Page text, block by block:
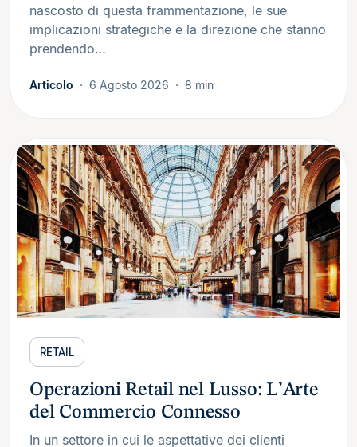
nascosto di questa frammentazione, le sue
implicazioni strategiche e la direzione che stanno
prendendo…
Articolo 6 Agosto 2026 8 min
RETAIL
Operazioni Retail nel Lusso: L’Arte
del Commercio Connesso
In un settore in cui le aspettative dei clienti